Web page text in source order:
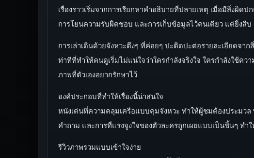
เรื่องราวเริ่มจากการเรียกหาคำอธิบายที่ปลายเหตุ เมื่อมีสิ่งผิ
การโยนความรับผิดชอบ และการเก็บข้อมูลไว้คนเดียว แต่ยิ่งสื
การเล่าเดินด้วยจังหวะตึงๆ ที่ค่อยๆ ปะติดปะต่อรายละเอียดจ
ท่าทีที่ทำให้คนดูเริ่มไม่แน่ใจว่าใครกำลังจริงใจ ใครกำลังใช้ค
ภาพที่ตัวเองอยากรักษาไว้
องค์ประกอบที่ทำให้เรื่องนี้น่าสนใจ
หนังเด่นที่ความคลุมเครือแบบคุมจังหวะ ทำให้ผู้ชมต้องประมว
คำถาม และการที่แรงจูงใจของตัวละครถูกเผยแบบเป็นชิ้นๆ ท
รีวิวภาพรวมแบบเข้าใจง่าย